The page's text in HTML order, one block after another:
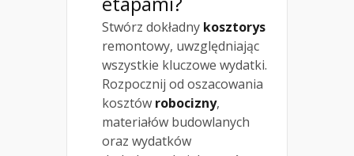
Stwórz dokładny kosztorys
remontowy, uwzględniając
wszystkie kluczowe wydatki.
Rozpocznij od oszacowania
kosztów robocizny,
materiałów budowlanych
oraz wydatków